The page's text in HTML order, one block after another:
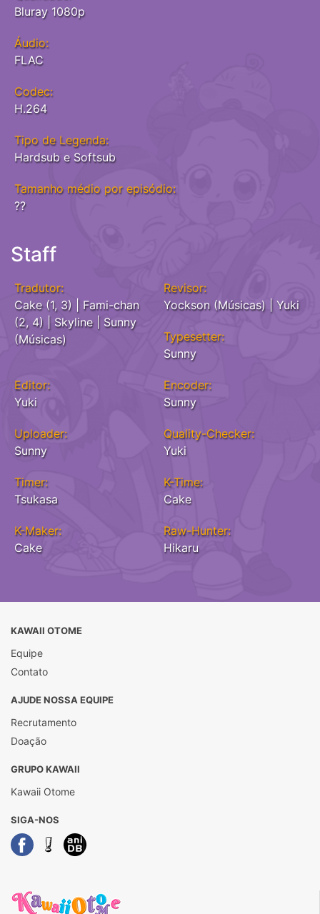
Bluray 1080p
Áudio:
FLAC
Codec:
H.264
Tipo de Legenda:
Hardsub e Softsub
Tamanho médio por episódio:
??
Staff
Tradutor:
Cake (1, 3) | Fami-chan
(2, 4) | Skyline | Sunny
(Músicas)
Revisor:
Yockson (Músicas) | Yuki
Typesetter:
Sunny
Editor:
Yuki
Encoder:
Sunny
Uploader:
Sunny
Quality-Checker:
Yuki
Timer:
Tsukasa
K-Time:
Cake
K-Maker:
Cake
Raw-Hunter:
Hikaru
KAWAII OTOME
Equipe
Contato
AJUDE NOSSA EQUIPE
Recrutamento
Doação
GRUPO KAWAII
Kawaii Otome
SIGA-NOS